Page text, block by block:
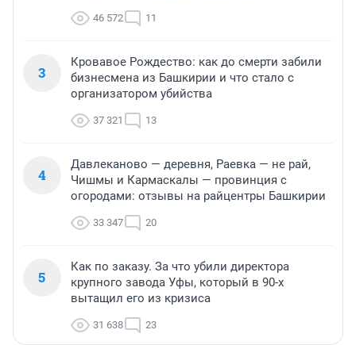
46 572 11
3
Кровавое Рождество: как до смерти забили
бизнесмена из Башкирии и что стало с
организатором убийства
37 321 13
4
Давлеканово — деревня, Раевка — не рай,
Чишмы и Кармаскалы — провинция с
огородами: отзывы на райцентры Башкирии
33 347 20
5
Как по заказу. За что убили директора
крупного завода Уфы, который в 90-х
вытащил его из кризиса
31 638 23